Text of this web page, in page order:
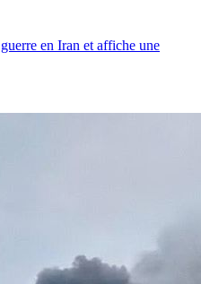
en Iran et affiche une